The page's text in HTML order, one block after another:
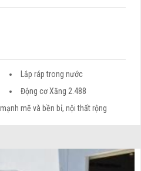
Lắp ráp trong nước
Động cơ Xăng 2.488
mẽ và bền bỉ, nội thất rộng